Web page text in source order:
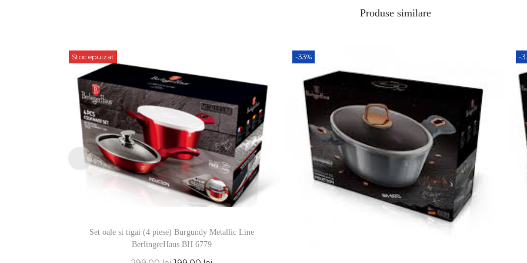
Produse similare
Stoc epuizat
Set oale si tigai (4 piese) Burgundy Metallic Line
BerlingerHaus BH 6779
-33% -